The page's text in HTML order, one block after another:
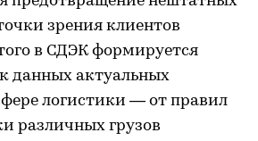
зрения клиентов
в СДЭК формируется
данных актуальных
логистики — от правил
различных грузов